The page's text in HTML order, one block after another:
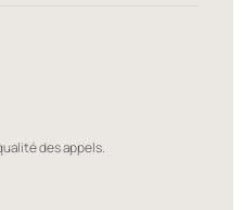
des appels.